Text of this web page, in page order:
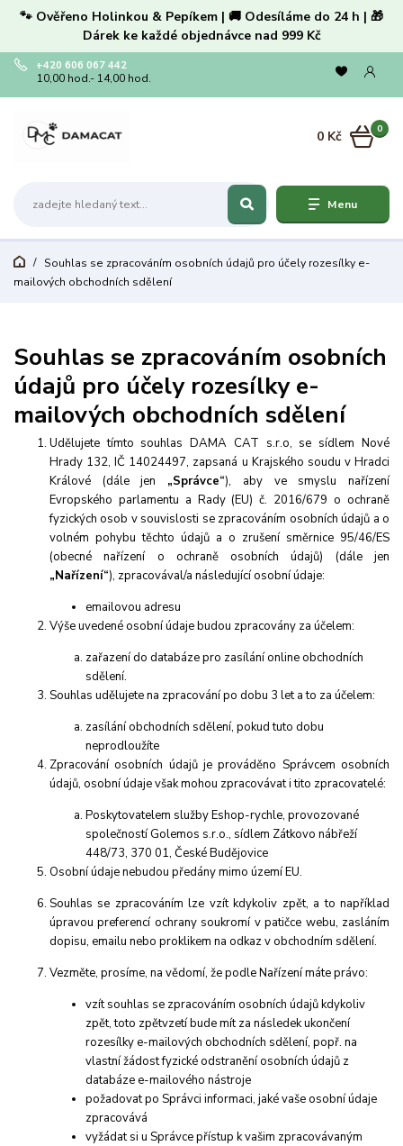
🐾 Ověřeno Holinkou & Pepíkem | 🚚 Odesíláme do 24 h | 🎁
Dárek ke každé objednávce nad 999 Kč
Menu
+420 606 067 442
10,00 hod.- 14,00 hod.
0
0 Kč
Souhlas se zpracováním osobních údajů pro účely rozesílky e-
mailových obchodních sdělení
Souhlas se zpracováním osobních
údajů pro účely rozesílky e-
mailových obchodních sdělení
Udělujete tímto souhlas DAMA CAT s.r.o, se sídlem Nové
Hrady 132, IČ 14024497, zapsaná u Krajského soudu v Hradci
Králové (dále jen „Správce“), aby ve smyslu nařízení
Evropského parlamentu a Rady (EU) č. 2016/679 o ochraně
fyzických osob v souvislosti se zpracováním osobních údajů a o
volném pohybu těchto údajů a o zrušení směrnice 95/46/ES
(obecné nařízení o ochraně osobních údajů) (dále jen
„Nařízení“), zpracovával/a následující osobní údaje:
emailovou adresu
Výše uvedené osobní údaje budou zpracovány za účelem:
zařazení do databáze pro zasílání online obchodních
sdělení.
Souhlas udělujete na zpracování po dobu 3 leta to za účelem:
zasílání obchodních sdělení, pokud tuto dobu
neprodloužíte
Zpracování osobních údajů je prováděno Správcem osobních
údajů, osobní údaje však mohou zpracovávat i tito zpracovatelé:
Poskytovatelem služby Eshop-rychle, provozované
společností Golemos s.r.o., sídlem Zátkovo nábřeží
448/73, 370 01, České Budějovice
Osobní údajenebudou předány mimo území EU.
Souhlas se zpracováním lze vzít kdykoliv zpět, a to například
úpravou preferencí ochrany soukromí v patičce webu, zasláním
dopisu, emailu nebo proklikem na odkaz v obchodním sdělení.
Vezměte, prosíme, na vědomí, že podle Nařízení máte právo:
vzít souhlas se zpracováním osobních údajů kdykoliv
zpět, toto zpětvzetí bude mít za následekukončení
rozesílky e-mailových obchodních sdělení, popř. na
vlastní žádost fyzické odstranění osobních údajů z
databáze e-mailového nástroje
požadovat po Správci informaci, jaké vaše osobní údaje
zpracovává
vyžádat si u Správce přístup k vašim zpracovávaným